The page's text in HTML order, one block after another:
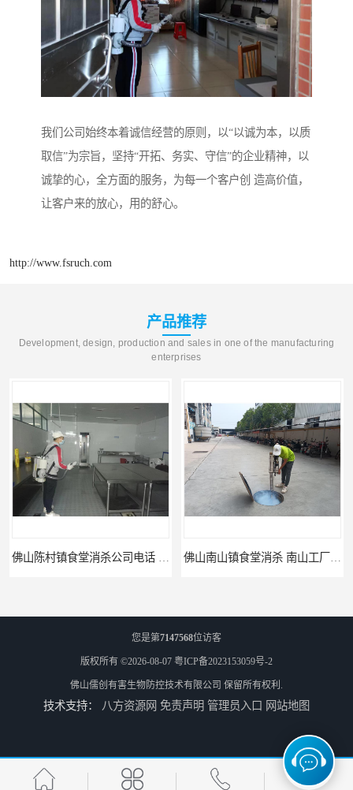
我们公司始终本着诚信经营的原则，以“以诚为本，以质
取信”为宗旨，坚持“开拓、务实、守信”的企业精神，以
诚挚的心，全方面的服务，为每一个客户创 造高价值，
让客户来的放心，用的舒心。
http://www.fsruch.com
产品推荐
Development, design, production and sales in one of the manufacturing
enterprises
顺德北活镇食堂消杀价格 顺德消杀 三水区白坭镇食堂消杀价格 狮山工厂灭鼠云
您是第7147568位访客
版权所有 ©2026-08-07 粤ICP备2023153059号-2
佛山儒创有害生物防控技术有限公司 保留所有权利.
技术支持： 八方资源网 免责声明 管理员入口 网站地图